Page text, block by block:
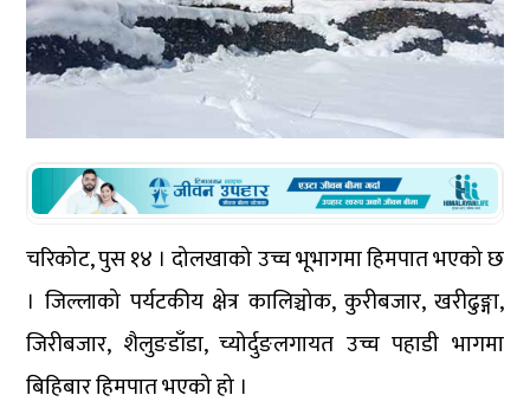
चरिकोट, पुस १४ । दोलखाको उच्च भूभागमा हिमपात भएको छ
। जिल्लाको पर्यटकीय क्षेत्र कालिञ्चोक, कुरीबजार, खरीढुङ्गा,
जिरीबजार, शैलुङडाँडा, च्योर्दुङलगायत उच्च पहाडी भागमा
बिहिबार हिमपात भएको हो ।